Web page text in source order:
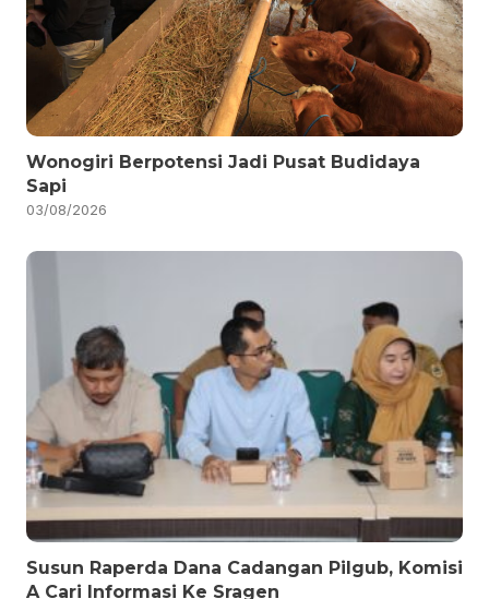
Wonogiri Berpotensi Jadi Pusat Budidaya
Sapi
03/08/2026
Susun Raperda Dana Cadangan Pilgub, Komisi
A Cari Informasi Ke Sragen